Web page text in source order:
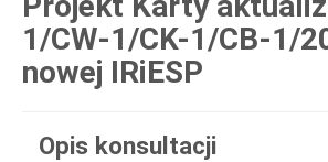
1/CW-1/CK-1/CB-1/
nowej IRiESP
Opis konsultacji